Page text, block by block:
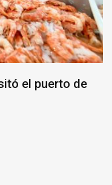
el puerto de